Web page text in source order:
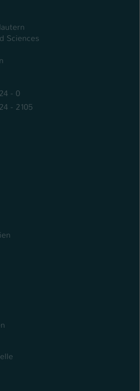
Sciences
- 0
- 2105
im Typo3-Backend
ist und Rechte besitzt diese